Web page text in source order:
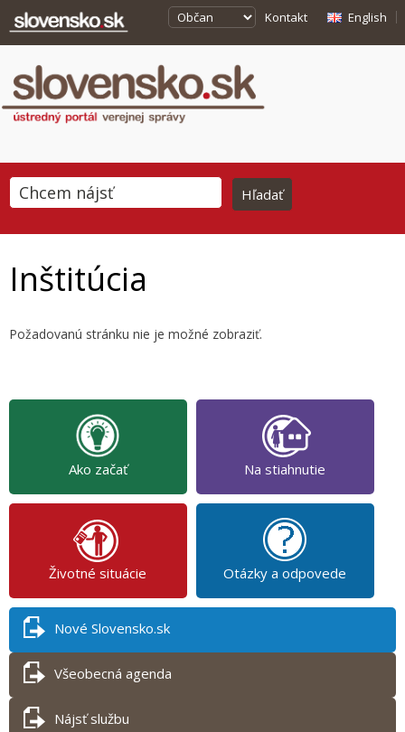
Kontakt English
Inštitúcia
Požadovanú stránku nie je možné zobraziť.
Ako začať Na stiahnutie
Životné situácie Otázky a odpovede
Nové Slovensko.sk
Všeobecná agenda
Nájsť službu